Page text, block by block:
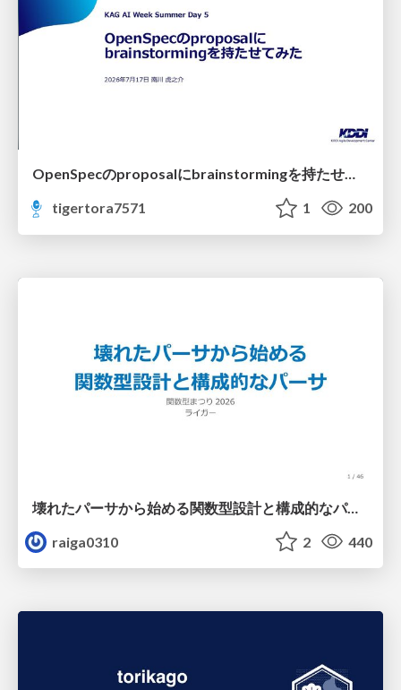
OpenSpecのproposalにbrainstormingを持たせてみた
tigertora7571
1 200
壊れたパーサから始める関数型設計と構成的なパーサ #fp_matsuri
raiga0310
2 440